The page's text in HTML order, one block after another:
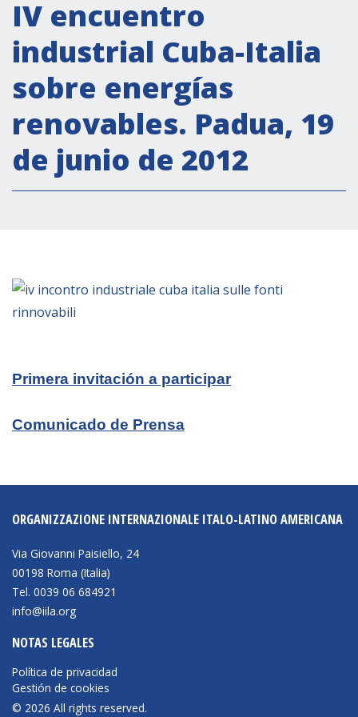
Secretaría Cultural
Secretaría Socioeconómica
Secretaría Técnico-científica
Forum Pymes
Conferencia Italia- América Latina y el Caribe
Red para la promoción de la igualdad de
género
COOPERACIÓN
Empoderamiento socio-económico
EUROsociAL
EUROFRONT
COPOLAD III
AL-INVEST Verde
MEDIOS
Fotos
Vídeos
Audios
IV encuentro
industrial Cuba-Italia
sobre energías
renovables. Padua, 19
de junio de 2012
Primera invitación a participar
Comunicado de Prensa
ORGANIZZAZIONE INTERNAZIONALE ITALO-LATINO AMERICANA
Via Giovanni Paisiello, 24
00198 Roma (Italia)
Tel. 0039 06 684921
info@iila.org
NOTAS LEGALES
Política de privacidad
Gestión de cookies
© 2026 All rights reserved.